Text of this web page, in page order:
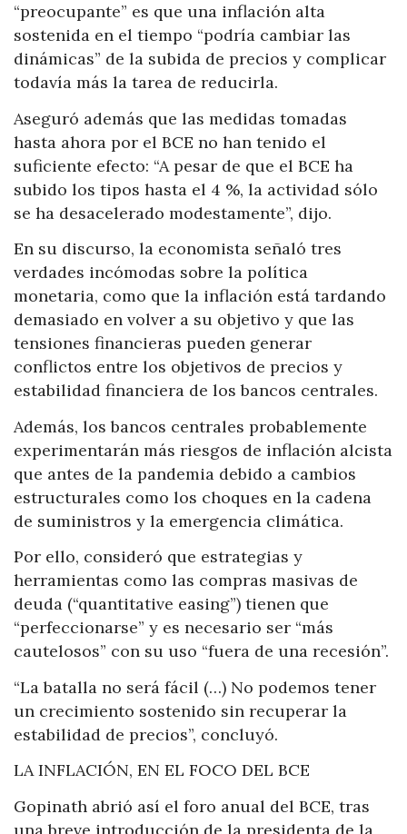
“preocupante” es que una inflación alta
sostenida en el tiempo “podría cambiar las
dinámicas” de la subida de precios y complicar
todavía más la tarea de reducirla.
Aseguró además que las medidas tomadas
hasta ahora por el BCE no han tenido el
suficiente efecto: “A pesar de que el BCE ha
subido los tipos hasta el 4 %, la actividad sólo
se ha desacelerado modestamente”, dijo.
En su discurso, la economista señaló tres
verdades incómodas sobre la política
monetaria, como que la inflación está tardando
demasiado en volver a su objetivo y que las
tensiones financieras pueden generar
conflictos entre los objetivos de precios y
estabilidad financiera de los bancos centrales.
Además, los bancos centrales probablemente
experimentarán más riesgos de inflación alcista
que antes de la pandemia debido a cambios
estructurales como los choques en la cadena
de suministros y la emergencia climática.
Por ello, consideró que estrategias y
herramientas como las compras masivas de
deuda (“quantitative easing”) tienen que
“perfeccionarse” y es necesario ser “más
cautelosos” con su uso “fuera de una recesión”.
“La batalla no será fácil (…) No podemos tener
un crecimiento sostenido sin recuperar la
estabilidad de precios”, concluyó.
LA INFLACIÓN, EN EL FOCO DEL BCE
Gopinath abrió así el foro anual del BCE, tras
una breve introducción de la presidenta de la